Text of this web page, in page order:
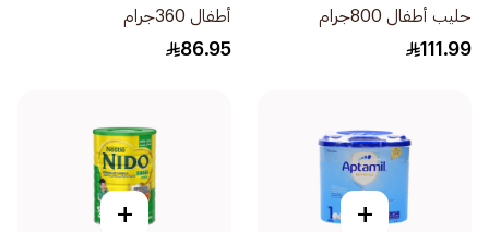
حليب أطفال 800جرام
111.99
أطفال 360جرام
86.95
+
+